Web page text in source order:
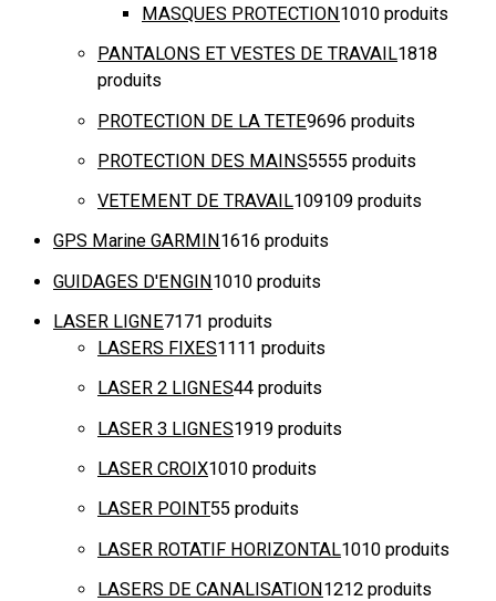
MASQUES PROTECTION1010 produits
PANTALONS ET VESTES DE TRAVAIL1818
produits
PROTECTION DE LA TETE9696 produits
PROTECTION DES MAINS5555 produits
VETEMENT DE TRAVAIL109109 produits
GPS Marine GARMIN 1616 produits
GUIDAGES D'ENGIN1010 produits
LASER LIGNE7171 produits
LASERS FIXES1111 produits
LASER 2 LIGNES44 produits
LASER 3 LIGNES1919 produits
LASER CROIX1010 produits
LASER POINT55 produits
LASER ROTATIF HORIZONTAL1010 produits
LASERS DE CANALISATION1212 produits